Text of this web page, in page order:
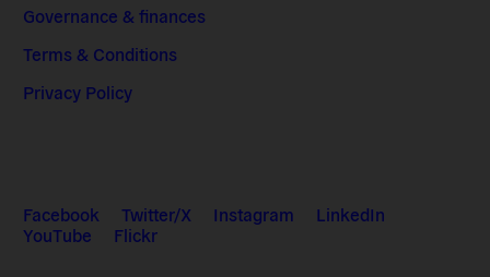
Governance & finances
Terms & Conditions
Privacy Policy
Facebook Twitter/X Instagram
LinkedIn
YouTube
Flickr